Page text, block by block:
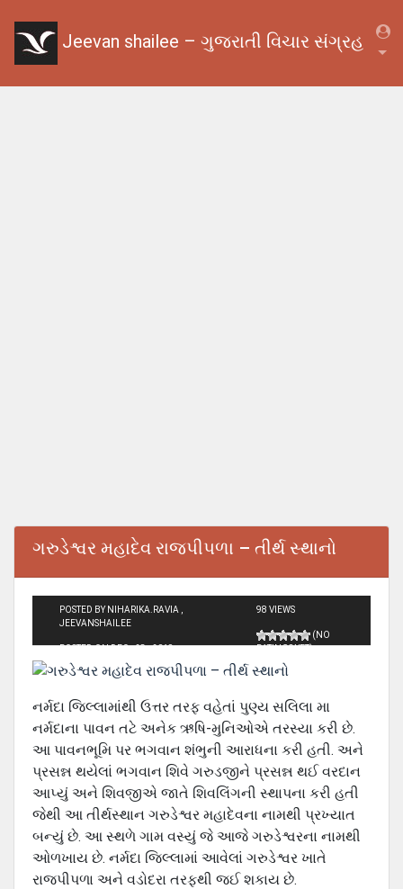
Jeevan shailee – ગુજરાતી વિચાર સંગ્રહ
ગરુડેશ્વર મહાદેવ રાજપીપળા – તીર્થ સ્થાનો
POSTED BY NIHARIKA.RAVIA ,
JEEVANSHAILEE
POSTED ON DEC - 28 - 2019
98 VIEWS
(NO
RATINGS YET)
નર્મદા જિલ્લામાંથી ઉત્તર તરફ વહેતાં પુણ્ય સલિલા મા
નર્મદાના પાવન તટે અનેક ઋષિ-મુનિઓએ તરસ્યા કરી છે.
આ પાવનભૂમિ પર ભગવાન શંભુની આરાધના કરી હતી. અને
પ્રસન્ન થયેલાં ભગવાન શિવે ગરુડજીને પ્રસન્ન થઈ વરદાન
આપ્યું અને શિવજીએ જાતે શિવલિંગની સ્થાપના કરી હતી
જેથી આ તીર્થસ્થાન ગરુડેશ્વર મહાદેવના નામથી પ્રખ્યાત
બન્યું છે. આ સ્થળે ગામ વસ્યું જે આજે ગરુડેશ્વરના નામથી
ઓળખાય છે. નર્મદા જિલ્લામાં આવેલાં ગરુડેશ્વર ખાતે
રાજપીપળા અને વડોદરા તરફથી જઈ શકાય છે.